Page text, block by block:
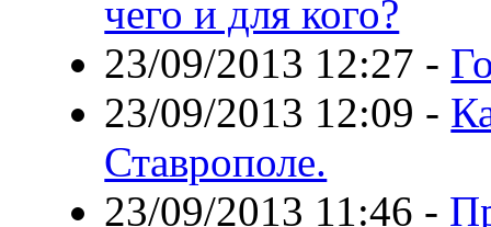
чего и для кого?
23/09/2013 12:27 -
23/09/2013 12:09 -
Ставрополе.
23/09/2013 11:46 -